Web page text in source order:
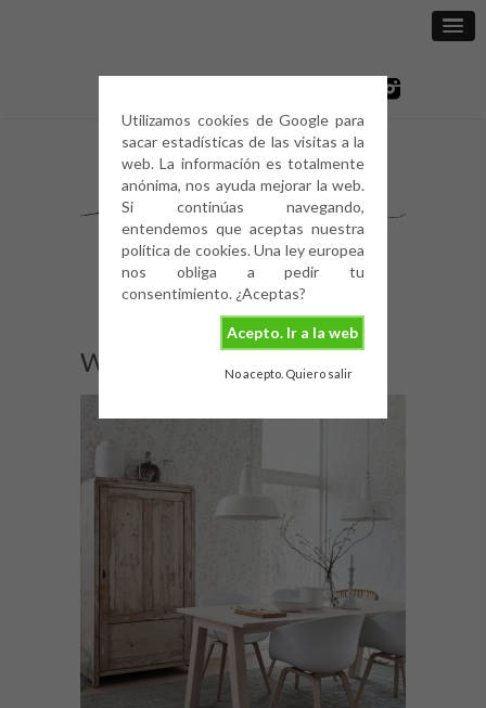
Utilizamos cookies de Google para
sacar estadísticas de las visitas a la
web. La información es totalmente
anónima, nos ayuda mejorar la web.
Si continúas navegando,
entendemos que aceptas nuestra
política de cookies. Una ley europea
nos obliga a pedir tu
consentimiento. ¿Aceptas?
Acepto. Ir a la web
No acepto. Quiero salir
White-Wood-9